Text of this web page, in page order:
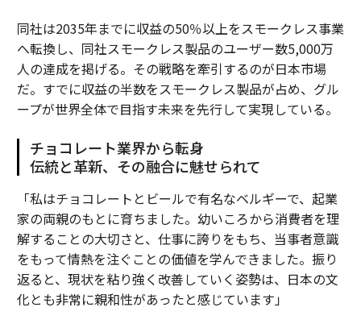
同社は2035年までに収益の50％以上をスモークレス事業
へ転換し、同社スモークレス製品のユーザー数5,000万
人の達成を掲げる。その戦略を牽引するのが日本市場
だ。すでに収益の半数をスモークレス製品が占め、グル
ープが世界全体で目指す未来を先行して実現している。
チョコレート業界から転身
伝統と革新、その融合に魅せられて
「私はチョコレートとビールで有名なベルギーで、起業
家の両親のもとに育ちました。幼いころから消費者を理
解することの大切さと、仕事に誇りをもち、当事者意識
をもって情熱を注ぐことの価値を学んできました。振り
返ると、現状を粘り強く改善していく姿勢は、日本の文
化とも非常に親和性があったと感じています」